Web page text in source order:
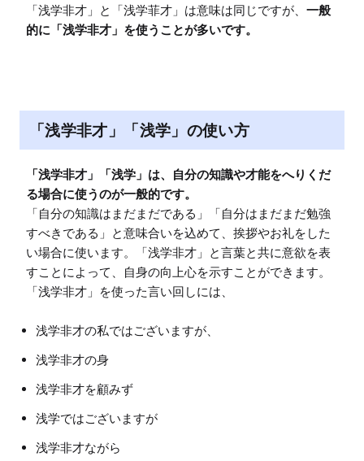
「浅学非才」と「浅学菲才」は意味は同じですが、 一般
的に「浅学非才」を使うことが多いです。
「浅学非才」「浅学」の使い方
「浅学非才」「浅学」は、自分の知識や才能をへりくだ
る場合に使うのが一般的です。
「自分の知識はまだまだである」「自分はまだまだ勉強
すべきである」と意味合いを込めて、挨拶やお礼をした
い場合に使います。「浅学非才」と言葉と共に意欲を表
すことによって、自身の向上心を示すことができます。
浅学非才の私ではございますが、
浅学非才の身
浅学非才を顧みず
浅学ではございますが
浅学非才ながら